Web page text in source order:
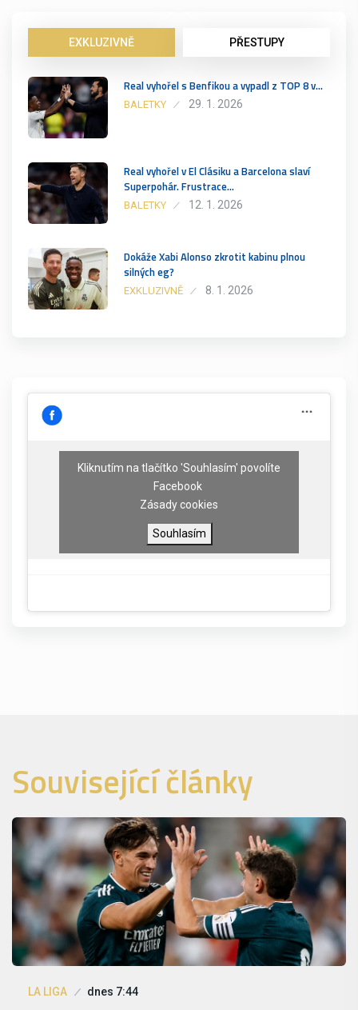
EXKLUZIVNĚ PŘESTUPY
Real vyhořel s Benfikou a vypadl z TOP 8 v…
BALETKY 29. 1. 2026
Real vyhořel v El Clásiku a Barcelona slaví
Superpohár. Frustrace…
BALETKY 12. 1. 2026
Dokáže Xabi Alonso zkrotit kabinu plnou
silných eg?
EXKLUZIVNĚ 8. 1. 2026
Kliknutím na tlačítko 'Souhlasím' povolíte
Facebook
Zásady cookies
Souhlasím
Související články
LA LIGA dnes 7:44